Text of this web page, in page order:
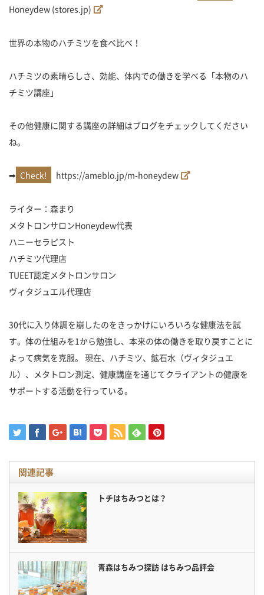
Honeydew (stores.jp)
世界の本物のハチミツを食べ比べ！
ハチミツの素晴らしさ、効能、体内での働きを学べる「本物のハ
チミツ講座」
その他健康に関する講座の詳細はブログをチェックしてください
ね。
➡ https://ameblo.jp/m-honeydew
ライター：森まり
メタトロンサロンHoneydew代表
ハニーセラピスト
ハチミツ代理店
TUEET認定メタトロンサロン
ヴィタジュエル代理店
30代に入り体調を崩したのをきっかけにいろいろな健康法を試
す。体の仕組みを1から勉強し、本来の体の働きを取り戻すことに
よって病気を克服。 現在、ハチミツ、鉱石水（ヴィタジュエ
ル）、メタトロン測定、健康講座を通じてクライアントの健康を
サポートする活動を行っている。
関連記事
トチはちみつとは？
青森はちみつ探訪 はちみつ品評会